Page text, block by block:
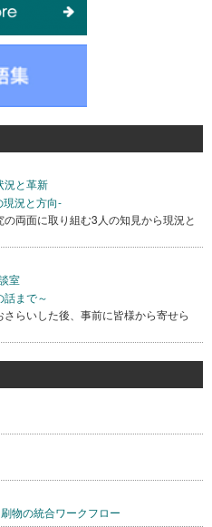
況と革新
況と方向-
両面に取り組む3人の知見から現況と
室
話まで～
らいした後、事前に皆様から寄せら
物の統合ワークフロー